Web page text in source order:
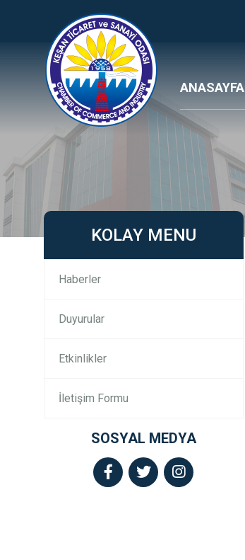
ANASAYFA
KOLAY MENU
Haberler
Duyurular
Etkinlikler
İletişim Formu
SOSYAL MEDYA